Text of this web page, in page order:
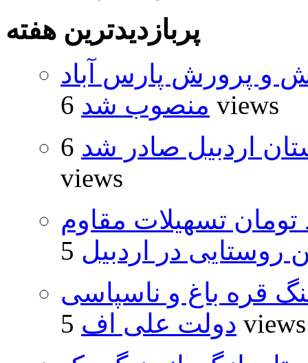
پربازدیدترین هفته
و پرورش پارس آباد
منصوب شد 6 views
اردبیل صادر شد 6
views
و ۴۸۰ میلیارد تومان تسهیلات مقاوم
در اردبیل
قره باغ و ناسپاسی
دولت علی اف 5 views